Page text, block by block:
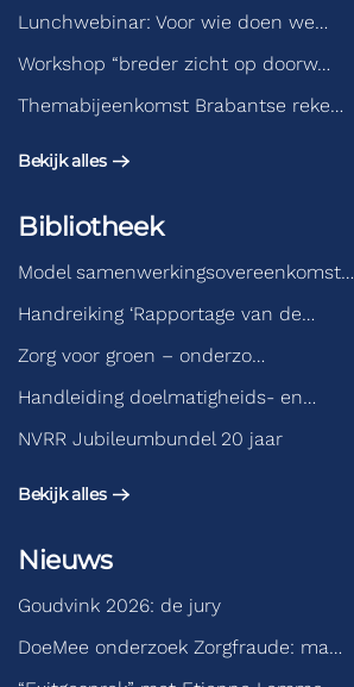
Lunchwebinar: Voor wie doen we…
Workshop “breder zicht op doorw…
Themabijeenkomst Brabantse reke…
Bekijk alles
Bibliotheek
Model samenwerkingsovereenkomst…
Handreiking ‘Rapportage van de…
Zorg voor groen – onderzo…
Handleiding doelmatigheids- en…
NVRR Jubileumbundel 20 jaar
Bekijk alles
Nieuws
Goudvink 2026: de jury
DoeMee onderzoek Zorgfraude: ma…